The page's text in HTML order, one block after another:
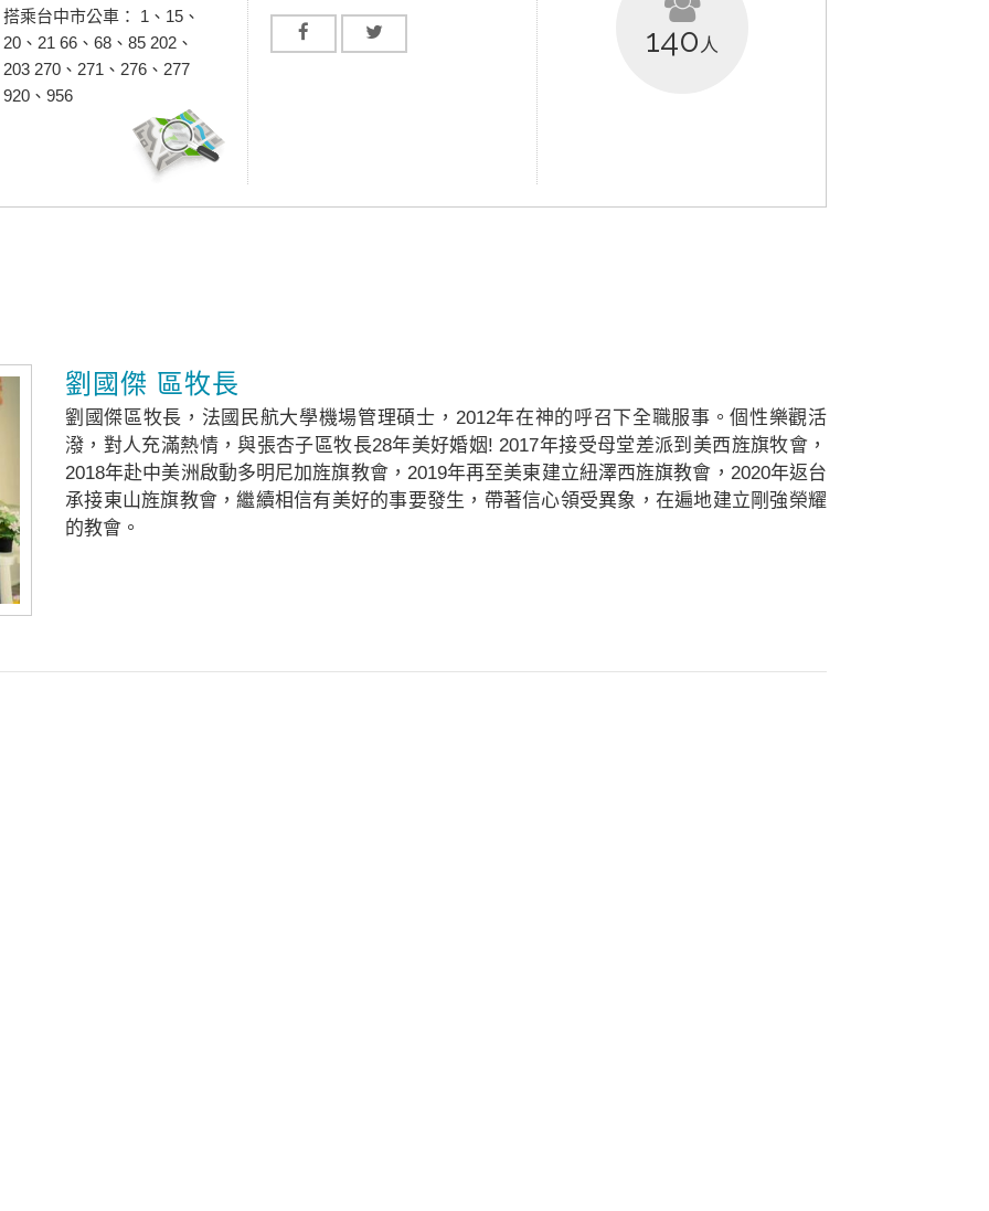
搭乘台中市公車： 1、15、
20、21 66、68、85 202、
203 270、271、276、277
920、956
140人
劉國傑 區牧長
劉國傑區牧長，法國民航大學機場管理碩士，2012年在神的呼召下全職服事。個性樂觀活
潑，對人充滿熱情，與張杏子區牧長28年美好婚姻! 2017年接受母堂差派到美西旌旗牧會，
2018年赴中美洲啟動多明尼加旌旗教會，2019年再至美東建立紐澤西旌旗教會，2020年返台
承接東山旌旗教會，繼續相信有美好的事要發生，帶著信心領受異象，在遍地建立剛強榮耀
的教會。